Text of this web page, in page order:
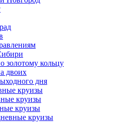
золотому кольцу
двоих
дня
круизы
круизы
круизы
круизы